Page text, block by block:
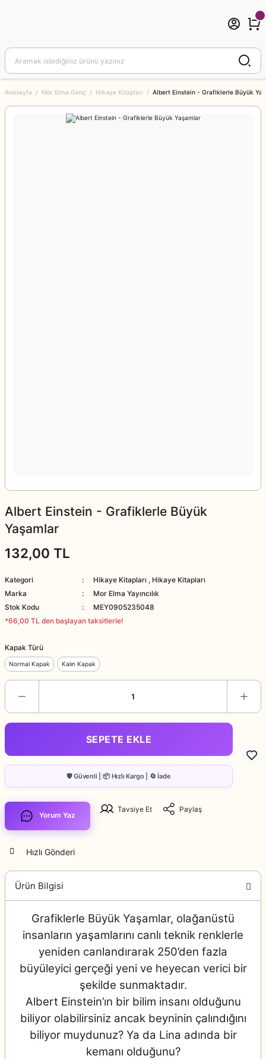
Anasayfa Mor Elma Genç Hikaye Kitapları Albert Einstein - Grafiklerle Büyük
Albert Einstein - Grafiklerle Büyük
Yaşamlar
132,00 TL
Kategori Hikaye Kitapları , Hikaye Kitapları
Marka
Mor Elma Yayıncılık
Stok Kodu
MEY0905235048
*66,00 TL den başlayan taksitlerle!
Kapak Türü
Normal Kapak Kalın Kapak
SEPETE EKLE
Yorum Yaz
Tavsiye Et Paylaş
Hızlı Gönderi
Ürün Bilgisi
Grafiklerle Büyük Yaşamlar, olağanüstü
insanların yaşamlarını canlı teknik renklerle
yeniden canlandırarak 250’den fazla
büyüleyici gerçeği yeni ve heyecan verici bir
şekilde sunmaktadır.
Albert Einstein’ın bir bilim insanı olduğunu
biliyor olabilirsiniz ancak beyninin çalındığını
biliyor muydunuz? Ya da Lina adında bir
kemanı olduğunu?